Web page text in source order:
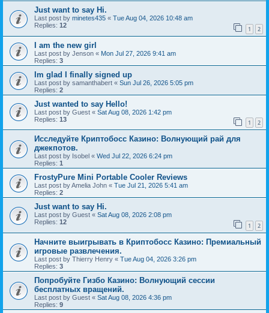
Just want to say Hi.
Last post by minetes435 « Tue Aug 04, 2026 10:48 am
Replies: 12 1 2
I am the new girl
Last post by Jenson « Mon Jul 27, 2026 9:41 am
Replies: 3
Im glad I finally signed up
Last post by samanthabert « Sun Jul 26, 2026 5:05 pm
Replies: 2
Just wanted to say Hello!
Last post by Guest « Sat Aug 08, 2026 1:42 pm
Replies: 13 1 2
Исследуйте Криптобосс Казино: Волнующий рай для
джекпотов.
Last post by Isobel « Wed Jul 22, 2026 6:24 pm
Replies: 1
FrostyPure Mini Portable Cooler Reviews
Last post byAmelia John « Tue Jul 21, 2026 5:41 am
Replies: 2
Just want to say Hi.
Last post by Guest « Sat Aug 08, 2026 2:08 pm
Replies: 12 1 2
Начните выигрывать в Криптобосс Казино: Премиальный
игровые развлечения.
Last post by Thierry Henry « Tue Aug 04, 2026 3:26 pm
Replies: 3
Попробуйте Гизбо Казино: Волнующий сессии
бесплатных вращений.
Last post by Guest « Sat Aug 08, 2026 4:36 pm
Replies: 9